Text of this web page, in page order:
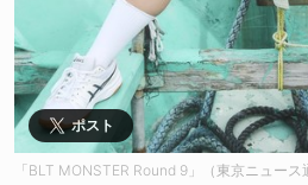
ポスト
「BLT MONSTER Round 9」（東京ニュー